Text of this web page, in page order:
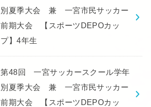
別夏季大会 兼 一宮市民サッカー
前期大会 【スポーツDEPOカッ
プ】4年生
第48回 一宮サッカースクール学年
別夏季大会 兼 一宮市民サッカー
前期大会 【スポーツDEPOカッ